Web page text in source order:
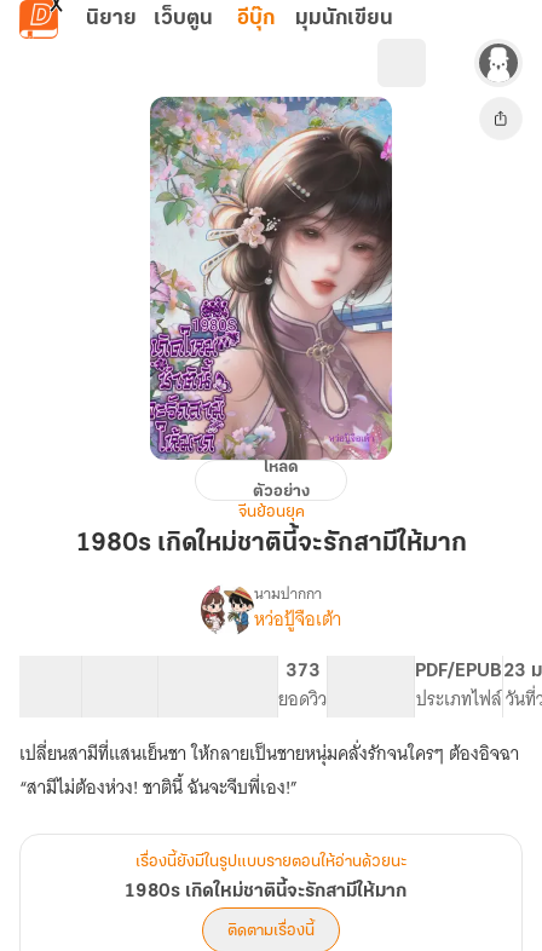
ข้ามไปยังเนื้อหาหลัก
นิยาย เว็บตูน อีบุ๊ก มุมนักเขียน
1980s
ใหม่
มาก
โหลด
ตัวอย่าง
จีนย้อนยุค
1980s เกิดใหม่ชาตินี้จะรักสามีให้มาก
เรื่อง1980s
ใหม่
ชาติ
นี้
จะ
รัก
สามี
มาก
นามปากกา
หว่อปู้จือเต้า
373
ยอดวิว
PDF/EPUB
ประเภทไฟล์
23
วันที่
เปลี่ยนสามีที่แสนเย็นชา ให้กลายเป็นชายหนุ่มคลั่งรักจนใครๆ ต้องอิจฉา
“สามีไม่ต้องห่วง! ชาตินี้ ฉันจะจีบพี่เอง!”
เรื่องนี้ยังมีในรูปแบบรายตอนให้อ่านด้วยนะ
1980s เกิดใหม่ชาตินี้จะรักสามีให้มาก
ติดตามเรื่องนี้